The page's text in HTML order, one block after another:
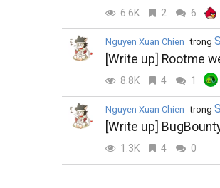
6.6K 2 6
Nguyen Xuan Chien trong
[Write up] Rootme
8.8K 4 1
Nguyen Xuan Chien trong
[Write up]
1.3K 4 0